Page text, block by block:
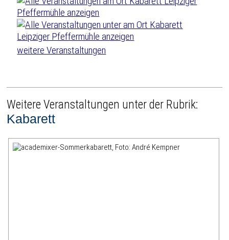
weitere Veranstaltungen
Weitere Veranstaltungen unter der Rubrik:
Kabarett